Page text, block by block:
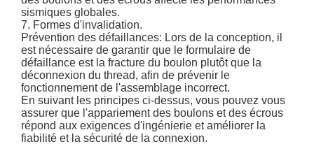
sismiques globales.
7. Formes d'invalidation.
Prévention des défaillances: Lors de la conception, il
est nécessaire de garantir que le formulaire de
défaillance est la fracture du boulon plutôt que la
déconnexion du thread, afin de prévenir le
fonctionnement de l'assemblage incorrect.
En suivant les principes ci-dessus, vous pouvez vous
assurer que l'appariement des boulons et des écrous
répond aux exigences d'ingénierie et améliorer la
fiabilité et la sécurité de la connexion.